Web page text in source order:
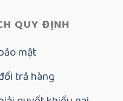
QUY ĐỊNH
mật
trả hàng